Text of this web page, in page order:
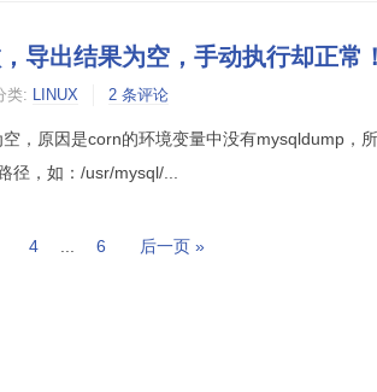
出结果为空，手动执行却正常！
类: LINUX 2 条评论
，原因是corn的环境变量中没有mysqldump，
径，如：/usr/mysql/...
4 ... 6 后一页 »